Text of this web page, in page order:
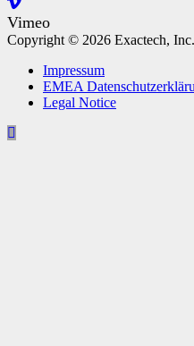
Vimeo
Copyright © 2026 Exactech, Inc.
Impressum
EMEA
Legal Notice